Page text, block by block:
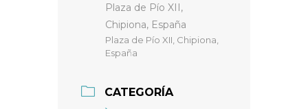
Plaza de Pío XII,
Chipiona, España
Plaza de Pío XII, Chipiona,
España
CATEGORÍA